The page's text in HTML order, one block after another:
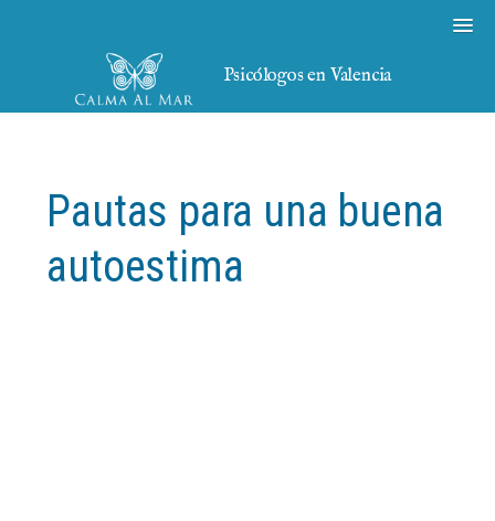
Psicólogos en Valencia
Pautas para una buena
autoestima